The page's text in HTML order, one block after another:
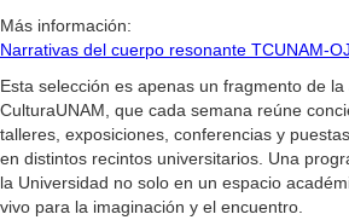
Más información:
Narrativas del cuerpo resonante TCUNAM-
Esta selección es apenas un fragmento de
CulturaUNAM, que cada semana reúne
talleres, exposiciones, conferencias y
en distintos recintos universitarios. Una
la Universidad no solo en un espacio
vivo para la imaginación y el encuentro.